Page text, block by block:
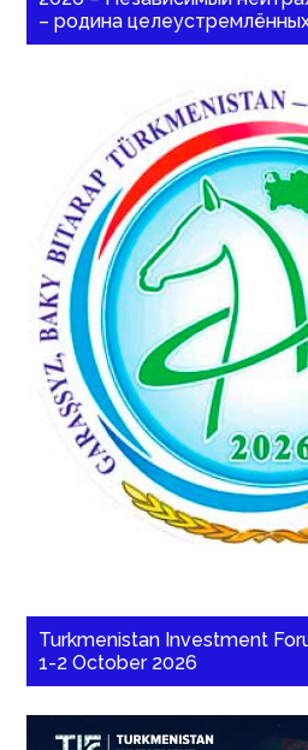
– родина
Turkmenistan Investment
1-2 October 2026